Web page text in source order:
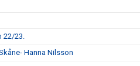
22/23.
Hanna Nilsson